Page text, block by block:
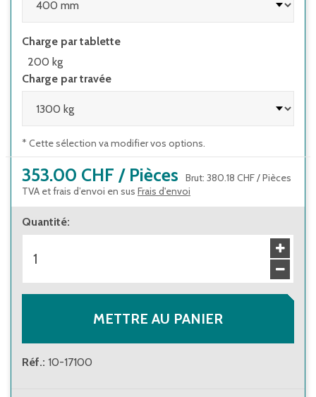
Charge par tablette
200 kg
Charge par travée
* Cette sélection va modifier vos options.
353.00 CHF / Pièces Brut: 380.18 CHF/Pièces
TVA et frais d’envoi en sus Frais d'envoi
Quantité:
METTRE AU PANIER
Réf.: 10-17100